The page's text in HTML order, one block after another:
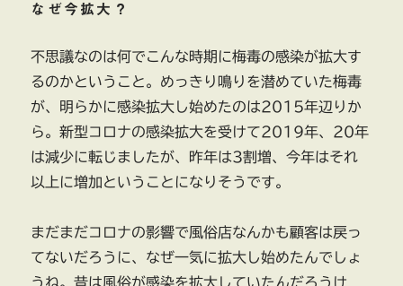
なぜ今拡大？
不思議なのは何でこんな時期に梅毒の感染が拡大す
るのかということ。めっきり鳴りを潜めていた梅毒
が、明らかに感染拡大し始めたのは2015年辺りか
ら。新型コロナの感染拡大を受けて2019年、20年
は減少に転じましたが、昨年は3割増、今年はそれ
以上に増加ということになりそうです。
まだまだコロナの影響で風俗店なんかも顧客は戻っ
てないだろうに、なぜ一気に拡大し始めたんでしょ
うね。昔は風俗が感染を拡大していたんだろうけ